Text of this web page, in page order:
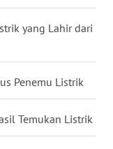
yang Lahir dari
Penemu Listrik
Temukan Listrik